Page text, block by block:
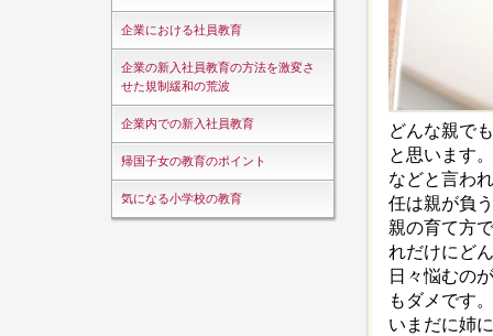
企業における社員教育
企業の新入社員教育の方法を激変さ
せた規制緩和の荒波
企業内での新入社員教育
帰国子女の教育のポイント
気になる小学校の教育
どんな親で
と思います
などと言わ
任は親が負
親の育て方
れだけにど
日々悩むの
もダメです
いまだに姉